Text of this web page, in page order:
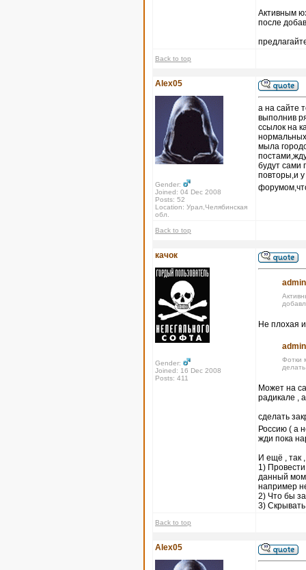
Активным
после
Back to top
Alex05
Gender:
Joined: 04 Dec 2008
Posts: 52
Location: Урал,Челябинская
обл.
а на сайте
выполнив
ссылок на
мыла
будут сами
повторы,и
Back to top
качок
Gender:
Joined: 16 Dec 2008
Posts: 411
Не плохая
Фотки
Может на
радикале ,
сделать
Россию ( а
жди пока
И ещё , так
1)
данный
например
2) Что бы
3)
Back to top
Alex05